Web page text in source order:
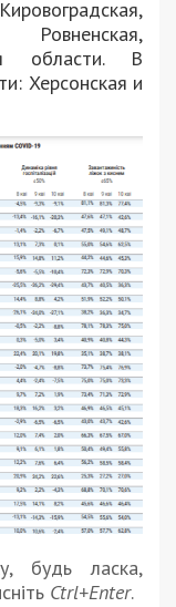
области. В
Херсонская и
будь ласка,
Ctrl+Enter.